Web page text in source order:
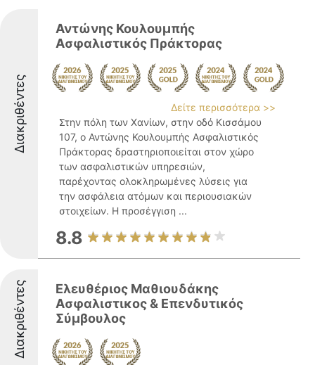
Διακριθέντες
Αντώνης Κουλουμπής
Ασφαλιστικός Πράκτορας
Δείτε περισσότερα >>
Στην πόλη των Χανίων, στην οδό Κισσάμου
107, ο Αντώνης Κουλουμπής Ασφαλιστικός
Πράκτορας δραστηριοποιείται στον χώρο
των ασφαλιστικών υπηρεσιών,
παρέχοντας ολοκληρωμένες λύσεις για
την ασφάλεια ατόμων και περιουσιακών
στοιχείων. Η προσέγγιση ...
8.8
Διακριθέντες
Ελευθέριος Μαθιουδάκης
Ασφαλιστικος & Επενδυτικός
Σύμβουλος